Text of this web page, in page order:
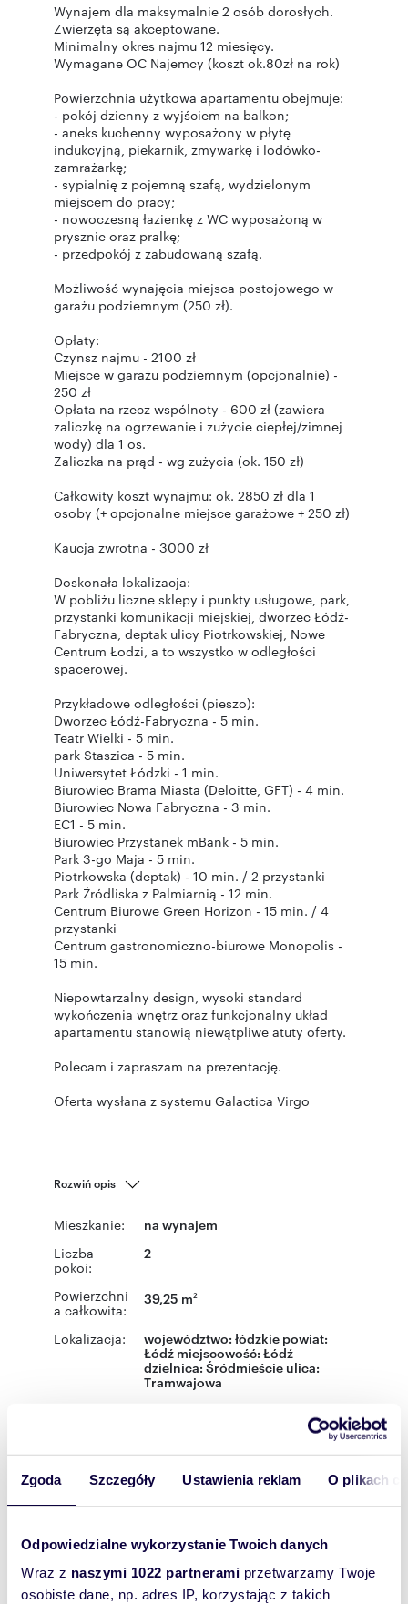
Zgoda Szczegóły Ustawienia reklam O plikach
Odpowiedzialne wykorzystanie Twoich danych
Wraz z naszymi 1022 partnerami przetwarzamy Twoje
osobiste dane, np. adres IP, korzystając z takich
Wynajem dla maksymalnie 2 osób dorosłych.
Zwierzęta są akceptowane.
Minimalny okres najmu 12 miesięcy.
Wymagane OC Najemcy (koszt ok.80zł na rok)
Powierzchnia użytkowa apartamentu obejmuje:
- pokój dzienny z wyjściem na balkon;
- aneks kuchenny wyposażony w płytę
indukcyjną, piekarnik, zmywarkę i lodówko-
zamrażarkę;
- sypialnię z pojemną szafą, wydzielonym
miejscem do pracy;
- nowoczesną łazienkę z WC wyposażoną w
prysznic oraz pralkę;
- przedpokój z zabudowaną szafą.
Możliwość wynajęcia miejsca postojowego w
garażu podziemnym (250 zł).
Opłaty:
Czynsz najmu - 2100 zł
Miejsce w garażu podziemnym (opcjonalnie) -
250 zł
Opłata na rzecz wspólnoty - 600 zł (zawiera
zaliczkę na ogrzewanie i zużycie ciepłej/zimnej
wody) dla 1 os.
Zaliczka na prąd - wg zużycia (ok. 150 zł)
Całkowity koszt wynajmu: ok. 2850 zł dla 1
osoby (+ opcjonalne miejsce garażowe + 250 zł)
Kaucja zwrotna - 3000 zł
Doskonała lokalizacja:
W pobliżu liczne sklepy i punkty usługowe, park,
przystanki komunikacji miejskiej, dworzec Łódź-
Fabryczna, deptak ulicy Piotrkowskiej, Nowe
Centrum Łodzi, a to wszystko w odległości
spacerowej.
Przykładowe odległości (pieszo):
Dworzec Łódź-Fabryczna - 5 min.
Teatr Wielki - 5 min.
park Staszica - 5 min.
Uniwersytet Łódzki - 1 min.
Biurowiec Brama Miasta (Deloitte, GFT) - 4 min.
Biurowiec Nowa Fabryczna - 3 min.
EC1 - 5 min.
Biurowiec Przystanek mBank - 5 min.
Park 3-go Maja - 5 min.
Piotrkowska (deptak) - 10 min. / 2 przystanki
Park Źródliska z Palmiarnią - 12 min.
Centrum Biurowe Green Horizon - 15 min. / 4
przystanki
Centrum gastronomiczno-biurowe Monopolis -
15 min.
Niepowtarzalny design, wysoki standard
wykończenia wnętrz oraz funkcjonalny układ
apartamentu stanowią niewątpliwe atuty oferty.
Polecam i zapraszam na prezentację.
Oferta wysłana z systemu Galactica Virgo
Rozwiń opis
Mieszkanie: na wynajem
Liczba
pokoi:
2
Powierzchni
a całkowita:
39,25 m2
Lokalizacja: województwo: łódzkie powiat:
Łódź miejscowość: Łódź
dzielnica: Śródmieście ulica:
Tramwajowa